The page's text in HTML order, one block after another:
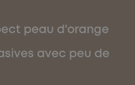
peau d'orange
avec peu de